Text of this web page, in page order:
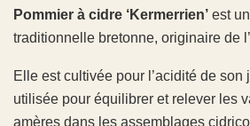
Pommier à cidre ‘Kermerrien’ est
traditionnelle bretonne, originaire de
Elle est cultivée pour l’acidité de
utilisée pour équilibrer et relever les
amères dans les assemblages